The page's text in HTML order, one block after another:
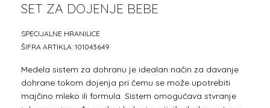
SET ZA DOJENJE BEBE
SPECIJALNE HRANILICE
ŠIFRA ARTIKLA: 101043649
Medela sistem za dohranu je idealan način za davanje
dohrane tokom dojenja pri čemu se može upotrebiti
majčino mleko ili formula. Sistem omogućava stvranje